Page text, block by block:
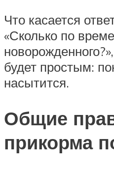
Что касается
«Сколько по
будет простым:
насытится.
Общие
прикорма